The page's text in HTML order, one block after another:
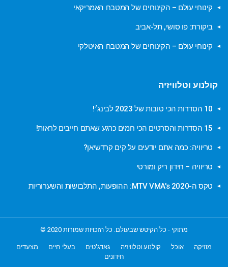
קינוחי עולם – הקינוחים של המטבח האמריקאי
ביקורת: פו סושי, תל-אביב
קינוחי עולם – הקינוחים של המטבח האיטלקי
קולנוע וטלוויזיה
10 הסדרות הכי טובות של 2023 לבינג׳!
15 הסדרות והסרטים הכי חמים כרגע שאתם חייבים לראות!
טריוויה: כמה אתם יודעים על קים קרדשיאן?
טריוויה – חידון ריק ומורטי
טקס ה-MTV VMA's 2020: ההופעות, התלבושות והשערוריות
מתוקי - כל הקיטש שבעולם. כל הזכויות שמורות 2020 ©
מוזיקה אוכל קולנוע וטלוויזיה גאדג'טים בעלי חיים
מצעדים
חידונים